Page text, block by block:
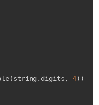
(string . digits , 4) )